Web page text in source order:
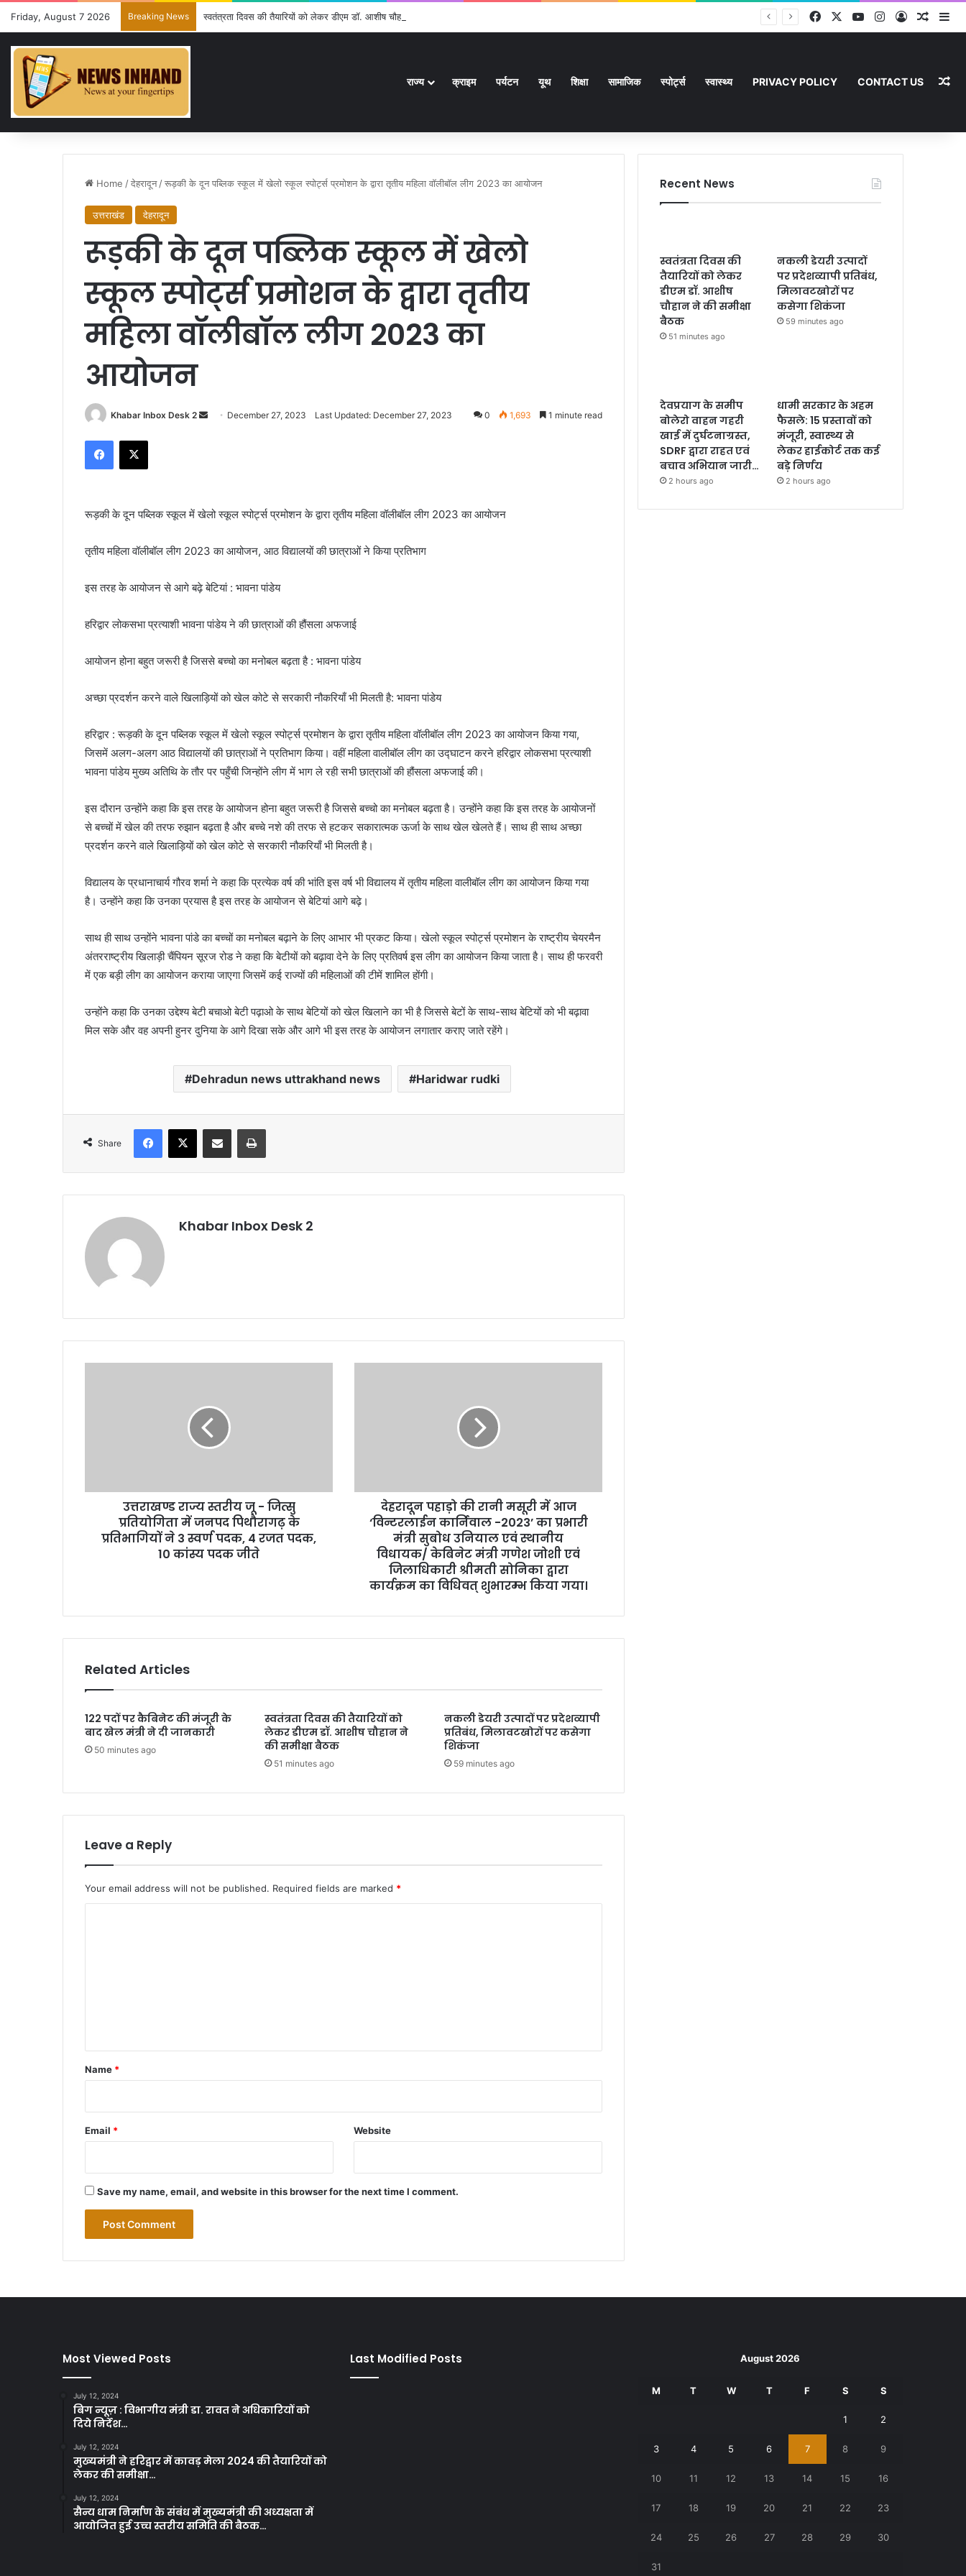
Friday, August 7 2026 Breaking News स्वतंत्रता दिवस की तैयारियों को लेकर डीएम डॉ. आशीष चौहान ने की समीक्षा बैठक FacebookYouTubeInstagram
Log In
राज्य क्राइम पर्यटन यूथ शिक्षा सामाजिक स्पोर्ट्स स्वास्थ्य PRIVACY POLICY CONTACT US
Home /देहरादून /रूड़की के दून पब्लिक स्कूल में खेलो स्कूल स्पोर्ट्स प्रमोशन के द्वारा तृतीय महिला वॉलीबॉल लीग 2023 का आयोजन
उत्तराखंड देहरादून
रूड़की के दून पब्लिक स्कूल में खेलो
स्कूल स्पोर्ट्स प्रमोशन के द्वारा तृतीय
महिला वॉलीबॉल लीग 2023 का
आयोजन
Khabar Inbox Desk 2
Send December 27, 2023 Last Updated: December 27, 2023 0 1,693 1 minute read
Facebook
X
रूड़की के दून पब्लिक स्कूल में खेलो स्कूल स्पोर्ट्स प्रमोशन के द्वारा तृतीय महिला वॉलीबॉल लीग 2023 का आयोजन
तृतीय महिला वॉलीबॉल लीग 2023 का आयोजन, आठ विद्यालयों की छात्राओं ने किया प्रतिभाग
इस तरह के आयोजन से आगे बढ़े बेटियां : भावना पांडेय
हरिद्वार लोकसभा प्रत्याशी भावना पांडेय ने की छात्राओं की हौंसला अफजाई
आयोजन होना बहुत जरूरी है जिससे बच्चो का मनोबल बढ़ता है : भावना पांडेय
अच्छा प्रदर्शन करने वाले खिलाड़ियों को खेल कोटे से सरकारी नौकरियाँ भी मिलती है: भावना पांडेय
हरिद्वार : रूड़की के दून पब्लिक स्कूल में खेलो स्कूल स्पोर्ट्स प्रमोशन के द्वारा तृतीय महिला वॉलीबॉल लीग 2023 का आयोजन किया गया,
जिसमें अलग-अलग आठ विद्यालयों की छात्राओं ने प्रतिभाग किया। वहीं महिला वालीबॉल लीग का उद्घाटन करने हरिद्वार लोकसभा प्रत्याशी
भावना पांडेय मुख्य अतिथि के तौर पर पहुँची जिन्होंने लीग में भाग ले रही सभी छात्राओं की हौंसला अफजाई की।
इस दौरान उन्होंने कहा कि इस तरह के आयोजन होना बहुत जरूरी है जिससे बच्चो का मनोबल बढ़ता है। उन्होंने कहा कि इस तरह के आयोजनों
से बच्चों में खेल की तरफ रुझान बढ़ता है और बच्चे नशे की तरफ से हटकर सकारात्मक ऊर्जा के साथ खेल खेलते हैं। साथ ही साथ अच्छा
प्रदर्शन करने वाले खिलाड़ियों को खेल कोटे से सरकारी नौकरियाँ भी मिलती है।
विद्यालय के प्रधानाचार्य गौरव शर्मा ने कहा कि प्रत्येक वर्ष की भांति इस वर्ष भी विद्यालय में तृतीय महिला वालीबॉल लीग का आयोजन किया गया
है। उन्होंने कहा कि उनका प्रयास है इस तरह के आयोजन से बेटियां आगे बढ़े।
साथ ही साथ उन्होंने भावना पांडे का बच्चों का मनोबल बढ़ाने के लिए आभार भी प्रकट किया। खेलो स्कूल स्पोर्ट्स प्रमोशन के राष्ट्रीय चेयरमैन
अंतरराष्ट्रीय खिलाड़ी चैंपियन सूरज रोड ने कहा कि बेटीयों को बढ़ावा देने के लिए प्रतिवर्ष इस लीग का आयोजन किया जाता है। साथ ही फरवरी
में एक बड़ी लीग का आयोजन कराया जाएगा जिसमें कई राज्यों की महिलाओं की टीमें शामिल होंगी।
उन्होंने कहा कि उनका उद्देश्य बेटी बचाओ बेटी पढ़ाओ के साथ बेटियों को खेल खिलाने का भी है जिससे बेटों के साथ-साथ बेटियों को भी बढ़ावा
मिल सके और वह अपनी हुनर दुनिया के आगे दिखा सके और आगे भी इस तरह के आयोजन लगातार कराए जाते रहेंगे।
Dehradun news uttrakhand news Haridwar rudki
Share
Facebook
X Share via Email Print
Khabar Inbox Desk 2
जनपद
प्रतिभागियों
पदक,
कांस्य
पदक
उत्तराखण्ड राज्य स्तरीय जू - जित्सु
प्रतियोगिता में जनपद पिथौरागढ़ के
प्रतिभागियों ने 3 स्वर्ण पदक, 4 रजत पदक,
10 कांस्य पदक जीते
कार्निवाल
-2023’
उनियाल
केबिनेट
जोशी
जिलाधिकारी
श्रीमती
का
देहरादून पहाड़ो की रानी मसूरी में आज
‘विन्टरलाईन कार्निवाल -2023’ का प्रभारी
मंत्री सुबोध उनियाल एवं स्थानीय
विधायक/ केबिनेट मंत्री गणेश जोशी एवं
जिलाधिकारी श्रीमती सोनिका द्वारा
कार्यक्रम का विधिवत् शुभारम्भ किया गया।
Related Articles
122 पदों पर कैबिनेट की मंजूरी के
बाद खेल मंत्री ने दी जानकारी
50 minutes ago
स्वतंत्रता दिवस की तैयारियों को
लेकर डीएम डॉ. आशीष चौहान ने
की समीक्षा बैठक
51 minutes ago
नकली डेयरी उत्पादों पर प्रदेशव्यापी
प्रतिबंध, मिलावटखोरों पर कसेगा
शिकंजा
59 minutes ago
Leave a Reply
Your email address will not be published. Required fields are marked *
*
Name *
Email * Website
Save my name, email, and website in this browser for the next time I comment.
Recent News
स्वतंत्रता दिवस की
तैयारियों को लेकर
डीएम डॉ. आशीष
चौहान ने की समीक्षा
बैठक
51 minutes ago
नकली डेयरी उत्पादों
पर प्रदेशव्यापी प्रतिबंध,
मिलावटखोरों पर
कसेगा शिकंजा
59 minutes ago
देवप्रयाग के समीप
बोलेरो वाहन गहरी
खाई में दुर्घटनाग्रस्त,
SDRF द्वारा राहत एवं
बचाव अभियान जारी…
2 hours ago
धामी सरकार के अहम
फैसले: 15 प्रस्तावों को
मंजूरी, स्वास्थ्य से
लेकर हाईकोर्ट तक कई
बड़े निर्णय
2 hours ago
Most Viewed Posts
July 12, 2024
बिग न्यूज़ : विभागीय मंत्री डा. रावत ने अधिकारियों को
दिये निर्देश…
July 12, 2024
मुख्यमंत्री ने हरिद्वार में कावड़ मेला 2024 की तैयारियों को
लेकर की समीक्षा…
July 12, 2024
सैन्य धाम निर्माण के संबंध में मुख्यमंत्री की अध्यक्षता में
आयोजित हुई उच्च स्तरीय समिति की बैठक…
Last Modified Posts August 2026
M T W T F S S
1 2
3 4 5 6 7 8 9
10 11 12 13 14 15 16
17 18 19 20 21 22 23
24 25 26 27 28 29 30
31